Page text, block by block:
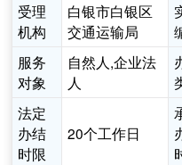
受理
机构
白银市白银区
交通运输局
服务
对象
自然人,企业法
人
法定
办结
时限
20个工作日